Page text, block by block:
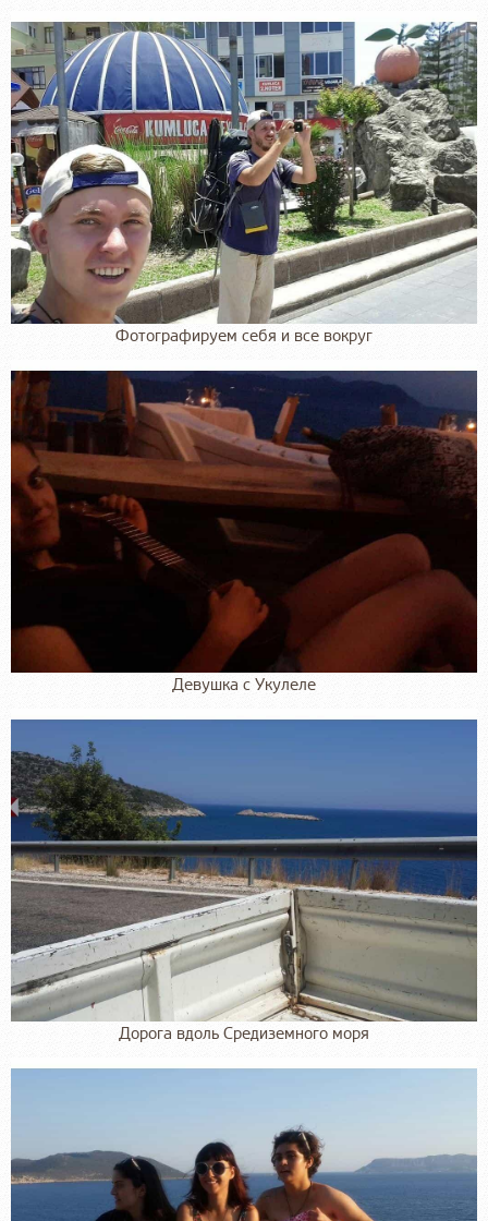
Фотографируем себя и все вокруг
Девушка с Укулеле
Дорога вдоль Средиземного моря